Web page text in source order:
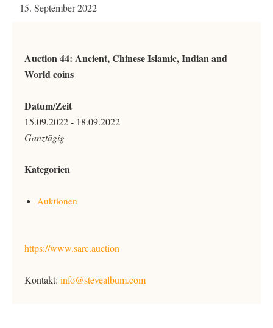
15. September 2022
Auction 44: Ancient, Chinese Islamic, Indian and
World coins
Datum/Zeit
15.09.2022 - 18.09.2022
Ganztägig
Kategorien
Auktionen
https://www.sarc.auction
Kontakt: info@stevealbum.com